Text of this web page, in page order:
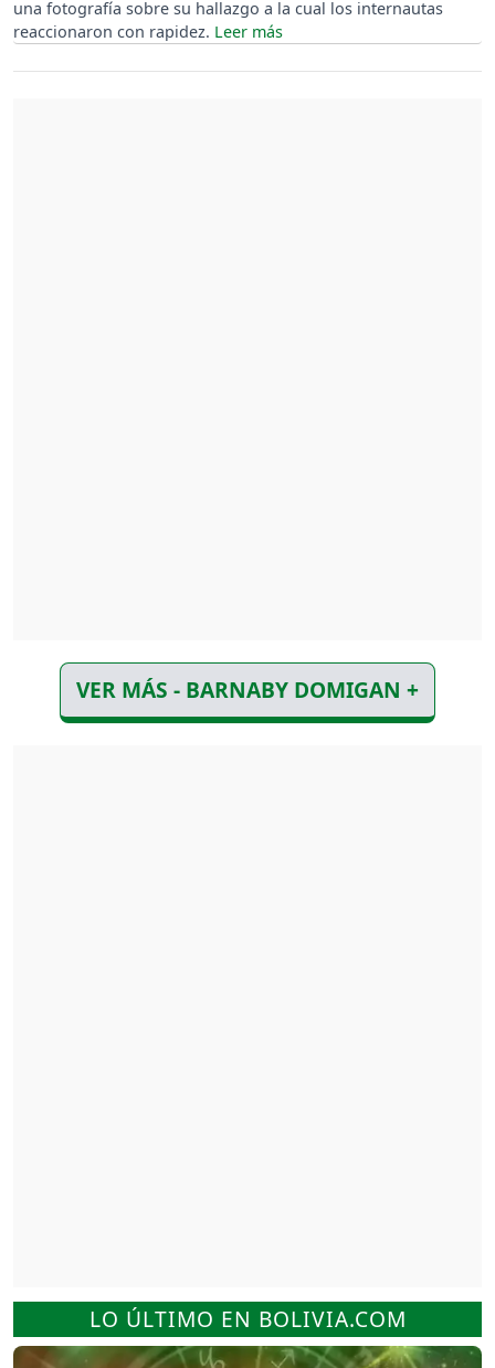
una fotografía sobre su hallazgo a la cual los internautas
reaccionaron con rapidez.
VER MÁS - BARNABY DOMIGAN +
LO ÚLTIMO EN BOLIVIA.COM